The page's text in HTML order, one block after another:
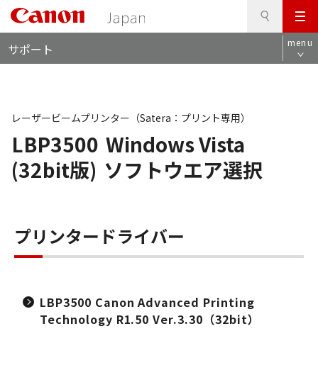
メ
ニ
ュ
サポート menu
LBP3500 Windows Vista
(32bit版) ソフトウエア選択
レーザービームプリンター（Satera：プリント専用）
プリンタードライバー
LBP3500 Canon Advanced Printing
Technology R1.50 Ver.3.30（32bit）